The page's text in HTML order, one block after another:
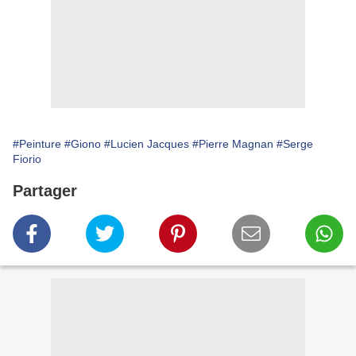
#Peinture #Giono #Lucien Jacques #Pierre Magnan #Serge
Fiorio
Partager